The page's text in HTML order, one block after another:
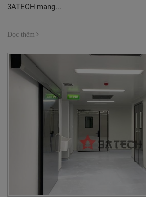
3ATECH mang...
Đọc thêm